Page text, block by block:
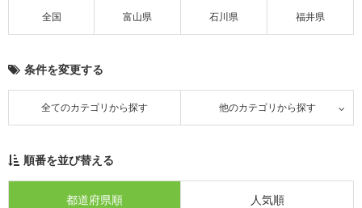
全国 富山県 石川県 福井県
条件を変更する
全てのカテゴリから探す 他のカテゴリから探す
順番を並び替える
都道府県順 人気順